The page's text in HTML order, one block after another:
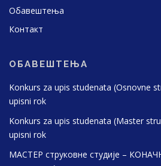
Обавештења
Контакт
ОБАВЕШТЕЊА
Konkurs za upis studenata (Osnovne
upisni rok
Konkurs za upis studenata (Master
upisni rok
МАСТЕР струковне студије –